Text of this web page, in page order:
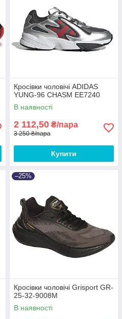
Кросівки чоловічі ADIDAS
YUNG-96 CHASM EE7240
В наявності
2 112,50 ₴/пара
3 250 ₴/пара
Купити
–25%
Кросівки чоловічі Grisport GR-
25-32-9008M
В наявності